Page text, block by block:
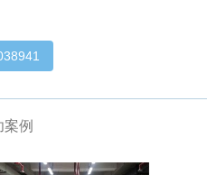
案例